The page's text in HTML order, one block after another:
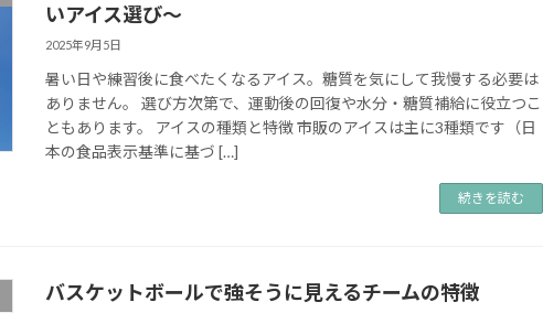
いアイス選び～
2025年9月5日
暑い日や練習後に食べたくなるアイス。糖質を気にして我慢する必要は
ありません。 選び方次第で、運動後の回復や水分・糖質補給に役立つこ
ともあります。 アイスの種類と特徴 市販のアイスは主に3種類です（日
本の食品表示基準に基づ […]
続きを読む
バスケットボールで強そうに見えるチームの特徴